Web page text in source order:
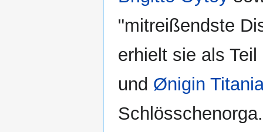
"mitreißendste
erhielt sie als
und Ønigin
Schlösschenorga.